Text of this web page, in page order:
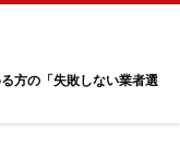
方の「失敗しない業者選